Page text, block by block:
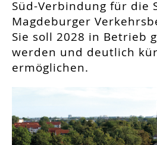
Süd-Verbindung für die
Magdeburger
Sie soll 2028 in Betrieb
werden und deutlich
ermöglichen.